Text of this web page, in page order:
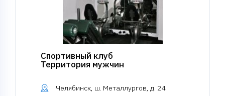
Спортивный клуб
Территория мужчин
Челябинск, ш. Металлургов, д. 24